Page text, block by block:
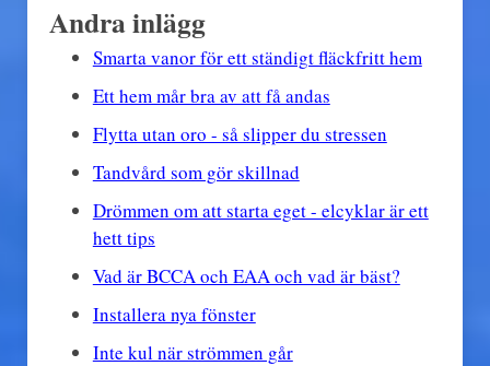
Andra inlägg
Smarta vanor för ett ständigt fläckfritt hem
Ett hem mår bra av att få andas
Flytta utan oro - så slipper du stressen
Tandvård som gör skillnad
Drömmen om att starta eget - elcyklar är ett
hett tips
Vad är BCCA och EAA och vad är bäst?
Installera nya fönster
Inte kul när strömmen går